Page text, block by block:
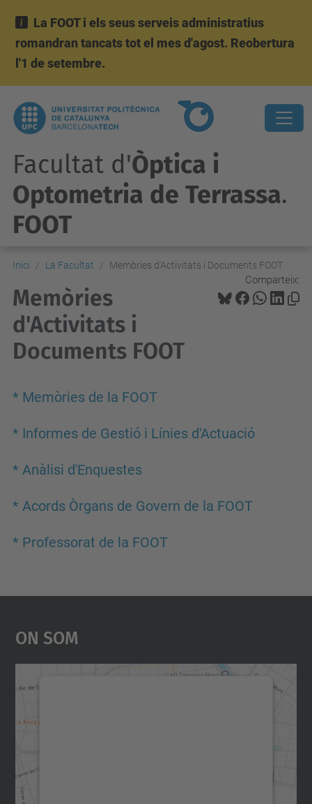
La FOOT i els seus serveis administratius
romandran tancats tot el mes d'agost. Reobertura
l'1 de setembre.
Facultat d'Òptica i
Optometria de Terrassa.
FOOT
Inici La Facultat Memòries d'Activitats i Documents FOOT
Comparteix:
Memòries
d'Activitats i
Documents FOOT
* Memòries de la FOOT
* Informes de Gestió i Línies d'Actuació
* Anàlisi d'Enquestes
* Acords Òrgans de Govern de la FOOT
* Professorat de la FOOT
On Som